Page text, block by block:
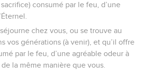
consumé par le feu, d’une
chez vous, ou se trouve au
vos générations (à venir), et qu’il offre
par le feu, d’une agréable odeur à
de la même manière que vous.